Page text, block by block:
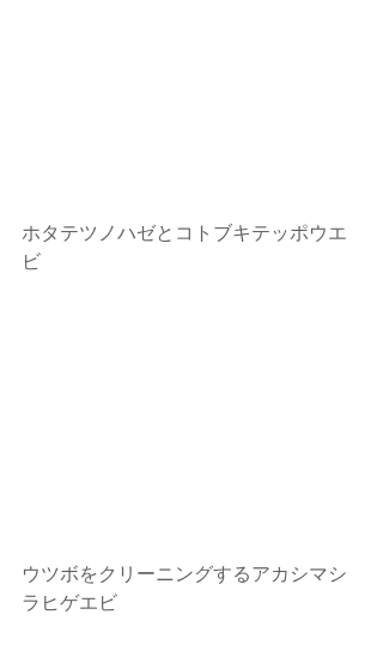
ホタテツノハゼとコトブキテッポウエ
ビ
ウツボをクリーニングするアカシマシ
ラヒゲエビ